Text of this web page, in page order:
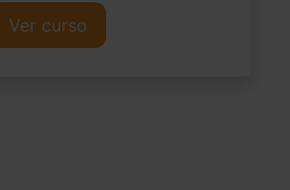
Ver curso